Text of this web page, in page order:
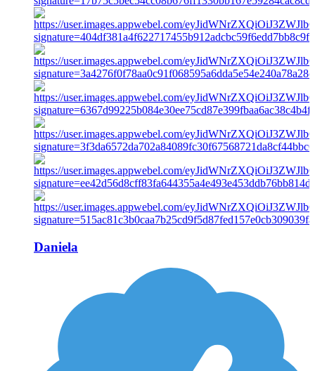
Daniela